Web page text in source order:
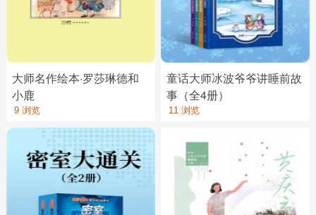
大师名作绘本·罗莎琳德和
小鹿
9 浏览
童话大师冰波爷爷讲睡前故
事（全4册）
11 浏览